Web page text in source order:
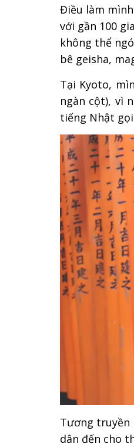
Điều làm
với gần 100
không thể
bê geisha,
Tại Kyoto,
ngàn cột), vì
tiếng Nhật
Tương truyền
dân đến cho